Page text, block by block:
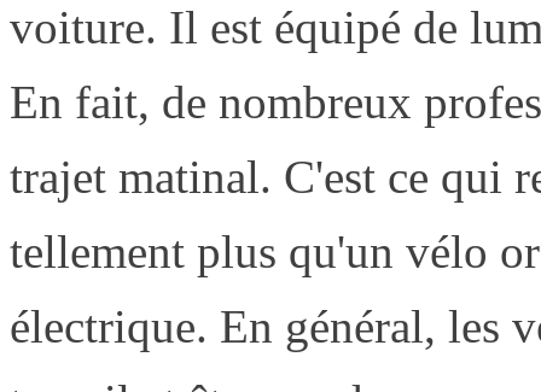
voiture. Il est équipé de
En fait, de nombreux
trajet matinal. C'est ce qui
tellement plus qu'un vélo
électrique. En général, les